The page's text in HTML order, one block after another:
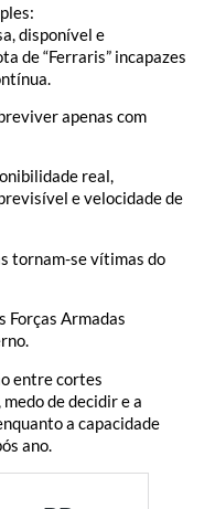
disponível e
de “Ferraris” incapazes
apenas com
real,
e velocidade de
tornam-se vítimas do
Forças Armadas
entre cortes
de decidir e a
a capacidade
ano.